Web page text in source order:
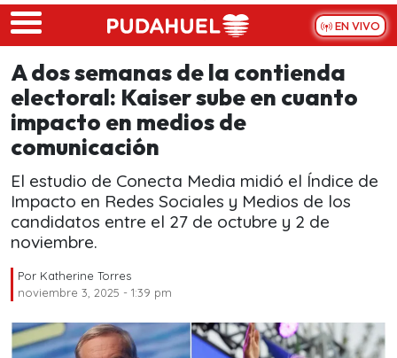
Skip to main content
EN VIVO
A dos semanas de la contienda
electoral: Kaiser sube en cuanto
impacto en medios de
comunicación
El estudio de Conecta Media midió el Índice de
Impacto en Redes Sociales y Medios de los
candidatos entre el 27 de octubre y 2 de
noviembre.
Por Katherine Torres
noviembre 3, 2025 - 1:39 pm